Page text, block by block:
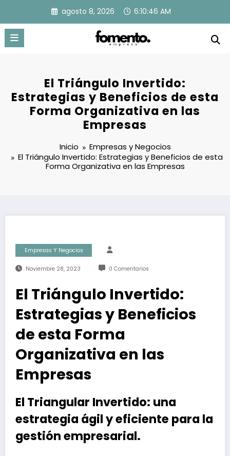
contenido
agosto 8, 2026 6:10:47 AM
El Triángulo Invertido:
Estrategias y Beneficios de esta
Forma Organizativa en las
Empresas
Inicio
Empresas y Negocios
El Triángulo Invertido: Estrategias y Beneficios de esta
Forma Organizativa en las Empresas
Empresas Y Negocios
Noviembre 28, 2023 0 Comentarios
El Triángulo Invertido:
Estrategias y Beneficios
de esta Forma
Organizativa en las
Empresas
El Triangular Invertido: una
estrategia ágil y eficiente para la
gestión empresarial.